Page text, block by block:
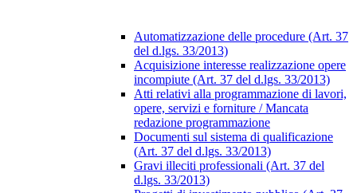
Automatizzazione delle procedure (Art. 37
del d.lgs. 33/2013)
Acquisizione interesse realizzazione opere
incompiute (Art. 37 del d.lgs. 33/2013)
Atti relativi alla programmazione di lavori,
opere, servizi e forniture / Mancata
redazione programmazione
Documenti sul sistema di qualificazione
(Art. 37 del d.lgs. 33/2013)
Gravi illeciti professionali (Art. 37 del
d.lgs. 33/2013)